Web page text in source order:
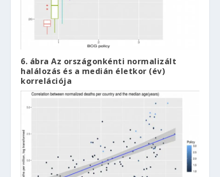
6. ábra Az országonkénti normalizált
halálozás és a medián életkor (év)
korrelációja